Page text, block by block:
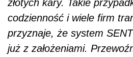
złotych kary. Takie
codzienność i wiele firm
przyznaje, że system
już z założeniami.